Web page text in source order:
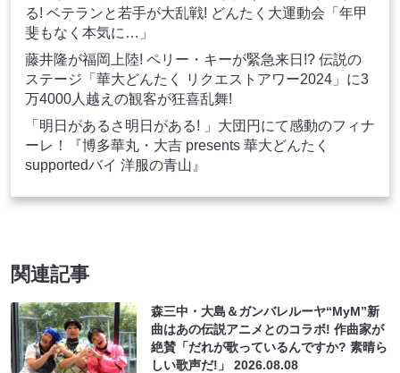
る! ベテランと若手が大乱戦! どんたく大運動会「年甲
斐もなく本気に…」
藤井隆が福岡上陸! ペリー・キーが緊急来日!? 伝説の
ステージ「華大どんたく リクエストアワー2024」に3
万4000人越えの観客が狂喜乱舞!
「明日があるさ明日がある! 」大団円にて感動のフィナ
ーレ！『博多華丸・大吉 presents 華大どんたく
supportedバイ 洋服の青山』
関連記事
森三中・大島＆ガンバレルーヤ“MyM”新
曲はあの伝説アニメとのコラボ! 作曲家が
絶賛「だれが歌っているんですか? 素晴ら
しい歌声だ!」2026.08.08